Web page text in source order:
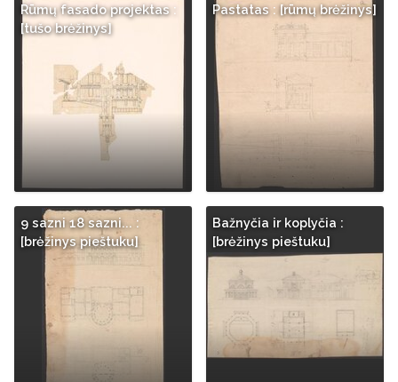
Rūmų fasado projektas :
[tušo brėžinys]
Pastatas : [rūmų brėžinys]
9 sazni 18 sazni... :
[brėžinys pieštuku]
Bažnyčia ir koplyčia :
[brėžinys pieštuku]